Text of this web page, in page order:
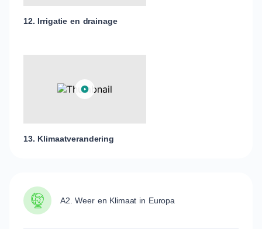
12. Irrigatie en drainage
13. Klimaatverandering
A2. Weer en Klimaat in Europa